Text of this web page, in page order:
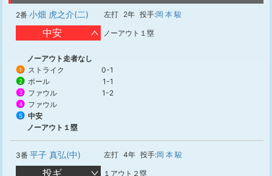
2番 小畑 虎之介(二) 左打 2年 投手:岡 本 駿
中安 ノーアウト１塁
ノーアウト走者なし
1 ストライク 0-1
2 ボール 1-1
3 ファウル 1-2
4 ファウル
5
中安
ノーアウト１塁
3番 平子 真弘(中) 左打 4年 投手:岡 本 駿
投ギ １アウト２塁